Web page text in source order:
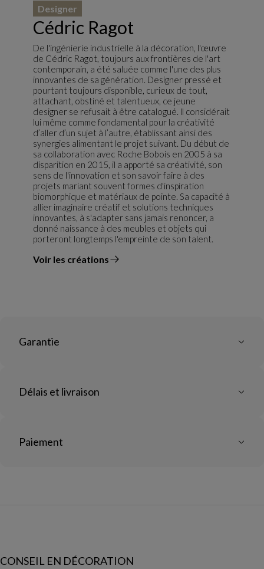
Cédric Ragot
Designer
De l'ingénierie industrielle à la décoration, l'œuvre
de Cédric Ragot, toujours aux frontières de l'art
contemporain, a été saluée comme l'une des plus
innovantes de sa génération. Designer pressé et
pourtant toujours disponible, curieux de tout,
attachant, obstiné et talentueux, ce jeune
designer se refusait à être catalogué. ll considérait
lui même comme fondamental pour la créativité
d’aller d’un sujet à l’autre, établissant ainsi des
synergies alimentant le projet suivant. Du début de
sa collaboration avec Roche Bobois en 2005 à sa
disparition en 2015, il a apporté sa créativité, son
sens de l'innovation et son savoir faire à des
projets mariant souvent formes d'inspiration
biomorphique et matériaux de pointe. Sa capacité à
allier imaginaire créatif et solutions techniques
innovantes, à s'adapter sans jamais renoncer, a
donné naissance à des meubles et objets qui
porteront longtemps l'empreinte de son talent.
Voir les créations
du designer
Garantie
Délais et livraison
Paiement
CONSEIL EN DÉCORATION